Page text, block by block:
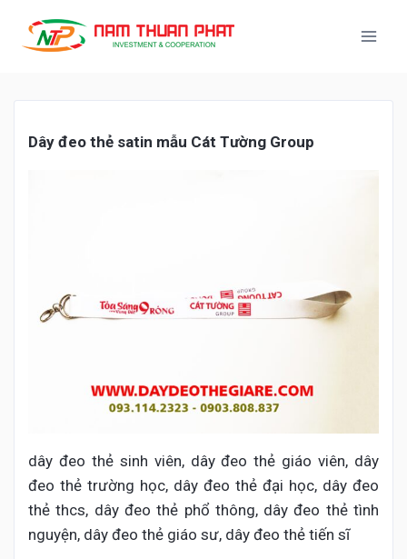
Dây đeo thẻ satin mẫu Cát Tường Group
dây đeo thẻ sinh viên, dây đeo thẻ giáo viên, dây
đeo thẻ trường học, dây đeo thẻ đại học, dây đeo
thẻ thcs, dây đeo thẻ phổ thông, dây đeo thẻ tình
nguyện, dây đeo thẻ giáo sư, dây đeo thẻ tiến sĩ